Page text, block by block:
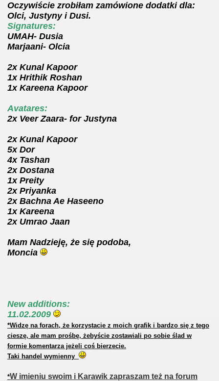
Oczywiście zrobiłam zamówione dodatki dla:
Olci, Justyny i Dusi.
Signatures:
UMAH- Dusia
Marjaani- Olcia
2x Kunal Kapoor
1x Hrithik Roshan
1x Kareena Kapoor
Avatares:
2x Veer Zaara- for Justyna
2x Kunal Kapoor
5x Dor
4x Tashan
2x Dostana
1x Preity
2x Priyanka
2x Bachna Ae Haseeno
1x Kareena
2x Umrao Jaan
Mam Nadzieję, że się podoba,
Moncia
New additions:
11.02.2009
*Widzę na forach, że korzystacie z moich grafik i bardzo się z tego
cieszę, ale mam prośbę, żebyście zostawiali po sobie ślad w
formie komentarza jeżeli coś bierzecie.
Taki handel wymienny
*W imieniu swoim i Karawik zapraszam też na forum